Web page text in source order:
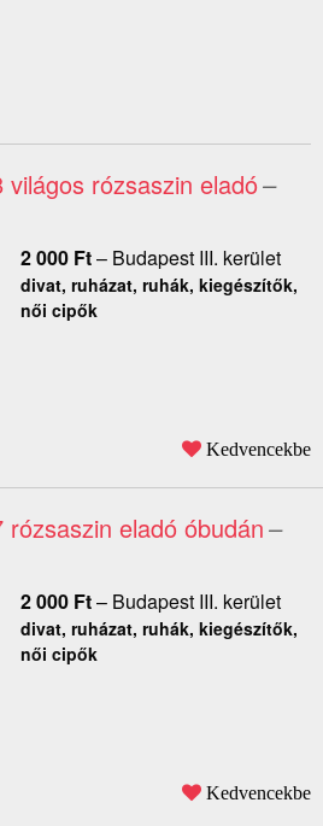
rózsaszin eladó–
2 000 Ft– Budapest III. kerület
divat, ruházat, ruhák, kiegészítők,
női cipők
Kedvencekbe
eladó óbudán–
2 000 Ft– Budapest III. kerület
divat, ruházat, ruhák, kiegészítők,
női cipők
Kedvencekbe